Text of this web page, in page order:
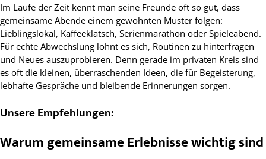
Im Laufe der Zeit kennt man seine Freunde oft so gut, dass
gemeinsame Abende einem gewohnten Muster folgen:
Lieblingslokal, Kaffeeklatsch, Serienmarathon oder Spieleabend.
Für echte Abwechslung lohnt es sich, Routinen zu hinterfragen
und Neues auszuprobieren. Denn gerade im privaten Kreis sind
es oft die kleinen, überraschenden Ideen, die für Begeisterung,
lebhafte Gespräche und bleibende Erinnerungen sorgen.
Unsere Empfehlungen:
Warum gemeinsame Erlebnisse wichtig sind